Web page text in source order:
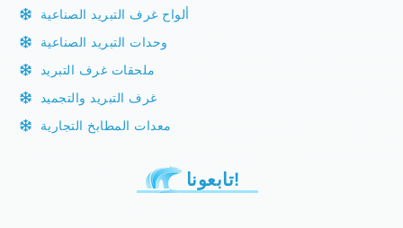
ألواح غرف التبريد الصناعية
وحدات التبريد الصناعية
ملحقات غرف التبريد
غرف التبريد والتجميد
معدات المطابخ التجارية
تابعونا!